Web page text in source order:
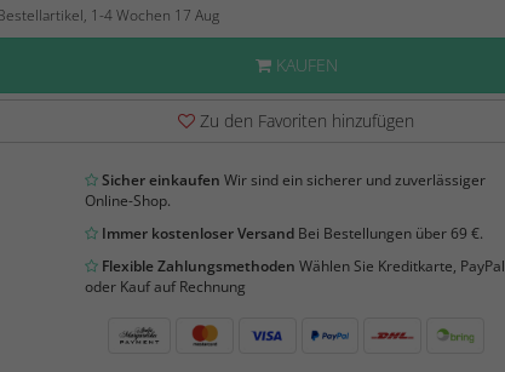
1-4 Wochen 17 Aug
KAUFEN
Zu den Favoriten hinzufügen
Sicher einkaufen Wir sind ein sicherer und zuverlässiger
Online-Shop.
Immer kostenloser VersandBei Bestellungen über 69 €.
Flexible Zahlungsmethoden Wählen Sie Kreditkarte, PayPal
oder Kauf auf Rechnung